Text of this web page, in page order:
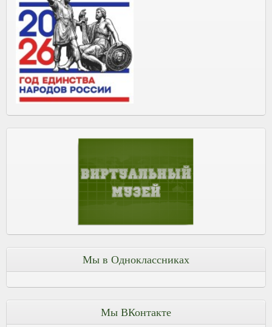
Мы в Одноклассниках
Мы ВКонтакте